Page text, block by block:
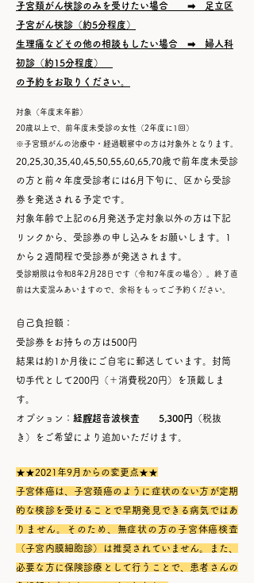
子宮頚がん検診のみを受けたい場合 ➡ 足立区
子宮がん検診（約5分程度）
生理痛などその他の相談もしたい場合 ➡ 婦人科
初診（約15分程度）
の予約をお取りください。
対象（年度末年齢）
20歳以上で、前年度未受診の女性（2年度に1回）
※子宮頸がんの治療中・経過観察中の方は対象外となります。
20,25,30,35,40,45,50,55,60,65,70歳で前年度未受診
の方と前々年度受診者には6月下旬に、区から受診
券を発送される予定です。
対象年齢で上記の6月発送予定対象以外の方は下記
リンクから、受診券の申し込みをお願いします。1
から２週間程で受診券が発送されます。
受診期限は令和8年2 月28日です（令和7年度の場合）。終了直
前は大変混みあいますので、余裕をもってご予約ください。
自己負担額：
受診券をお持ちの方は500円
結果は約1か月後にご自宅に郵送しています。封筒
切手代として200円（＋消費税20円）を頂戴しま
す。
オプション： 経腟超音波検査 5,300円 （税抜
き）をご希望により追加いただけます。
★★2021年9月からの変更点★★
子宮体癌は、子宮頚癌のように症状のない方が定期
的な検診を受けることで早期発見できる病気ではあ
りません。そのため、無症状の方の子宮体癌検査
（子宮内膜細胞診）は推奨されていません。また、
必要な方に保険診療として行うことで、患者さんの